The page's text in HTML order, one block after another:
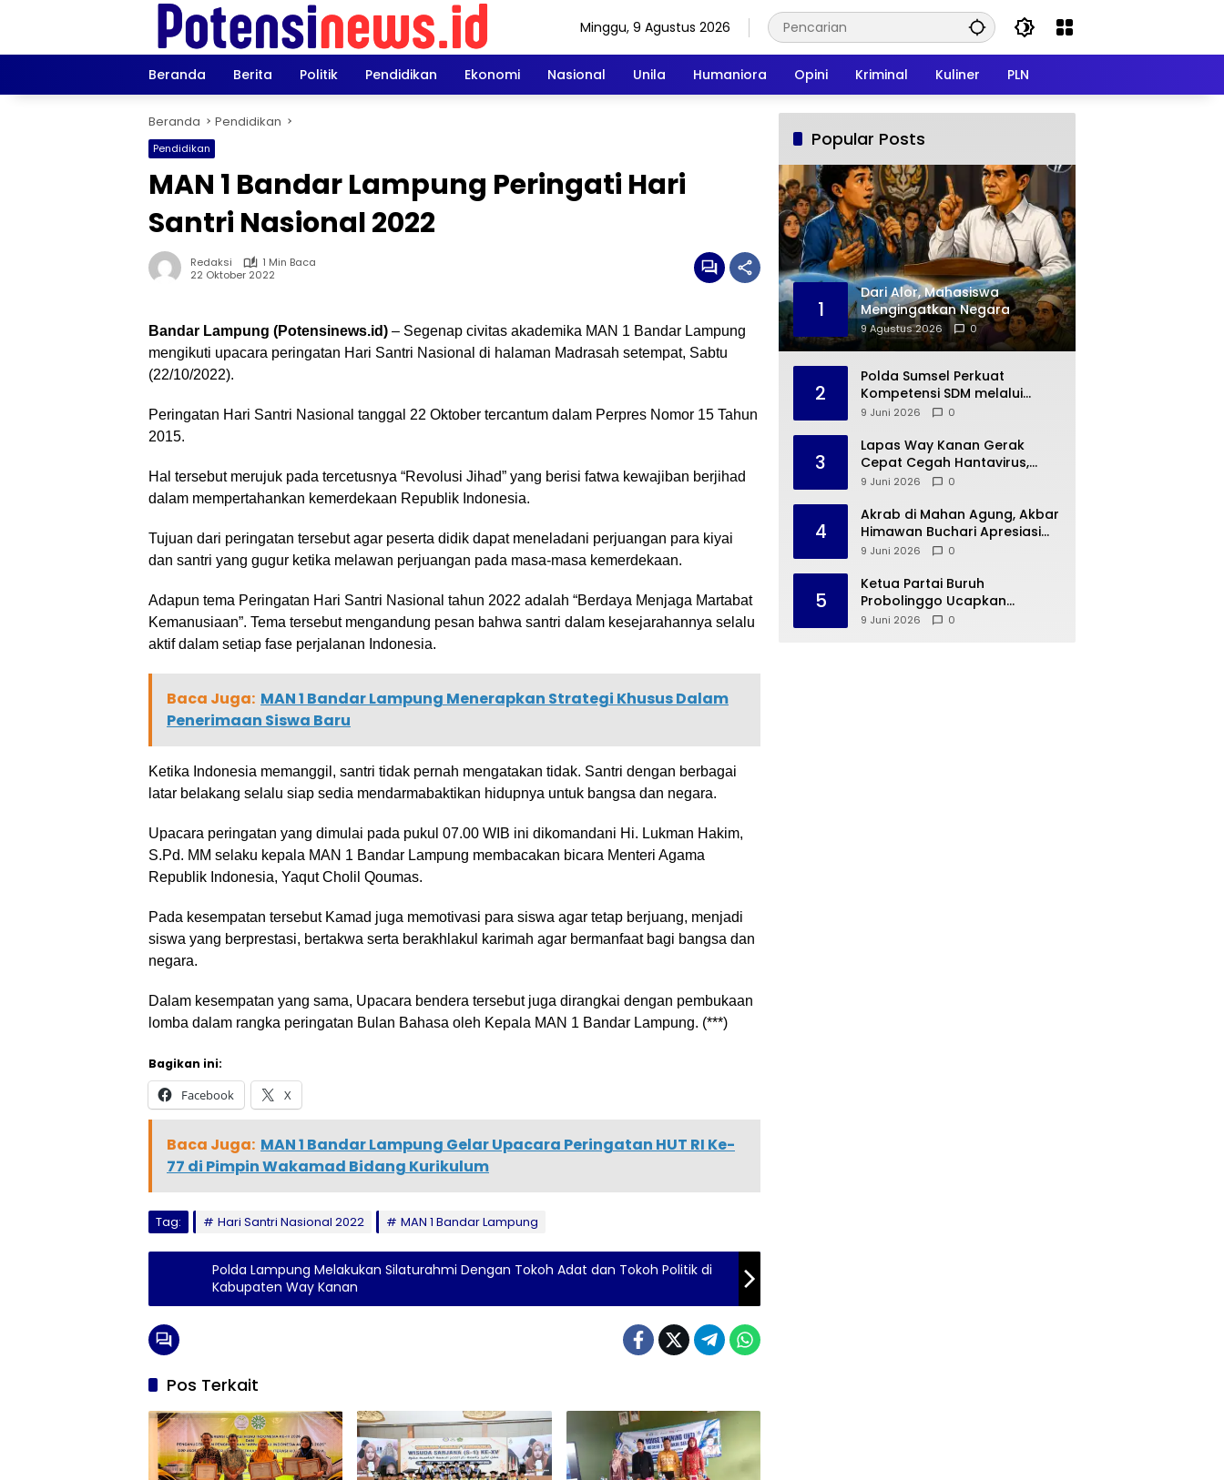
Minggu, 9 Agustus 2026
Beranda Berita Politik Pendidikan Ekonomi Nasional Unila Humaniora Opini Kriminal Kuliner PLN
Beranda Pendidikan
Pendidikan
MAN 1 Bandar Lampung Peringati Hari
Santri Nasional 2022
Redaksi
1 Min Baca
22 Oktober 2022
Bandar Lampung (Potensinews.id) – Segenap civitas akademika MAN 1 Bandar Lampung
mengikuti upacara peringatan Hari Santri Nasional di halaman Madrasah setempat, Sabtu
(22/10/2022).
Peringatan Hari Santri Nasional tanggal 22 Oktober tercantum dalam Perpres Nomor 15 Tahun
2015.
Hal tersebut merujuk pada tercetusnya “Revolusi Jihad” yang berisi fatwa kewajiban berjihad
dalam mempertahankan kemerdekaan Republik Indonesia.
Tujuan dari peringatan tersebut agar peserta didik dapat meneladani perjuangan para kiyai
dan santri yang gugur ketika melawan perjuangan pada masa-masa kemerdekaan.
Adapun tema Peringatan Hari Santri Nasional tahun 2022 adalah “Berdaya Menjaga Martabat
Kemanusiaan”. Tema tersebut mengandung pesan bahwa santri dalam kesejarahannya selalu
aktif dalam setiap fase perjalanan Indonesia.
Baca Juga: MAN 1 Bandar Lampung Menerapkan Strategi Khusus Dalam
Penerimaan Siswa Baru
Ketika Indonesia memanggil, santri tidak pernah mengatakan tidak. Santri dengan berbagai
latar belakang selalu siap sedia mendarmabaktikan hidupnya untuk bangsa dan negara.
Upacara peringatan yang dimulai pada pukul 07.00 WIB ini dikomandani Hi. Lukman Hakim,
S.Pd. MM selaku kepala MAN 1 Bandar Lampung membacakan bicara Menteri Agama
Republik Indonesia, Yaqut Cholil Qoumas.
Pada kesempatan tersebut Kamad juga memotivasi para siswa agar tetap berjuang, menjadi
siswa yang berprestasi, bertakwa serta berakhlakul karimah agar bermanfaat bagi bangsa dan
negara.
Dalam kesempatan yang sama, Upacara bendera tersebut juga dirangkai dengan pembukaan
lomba dalam rangka peringatan Bulan Bahasa oleh Kepala MAN 1 Bandar Lampung. (***)
Bagikan ini:
Facebook X
Baca Juga: MAN 1 Bandar Lampung Gelar Upacara Peringatan HUT RI Ke-
77 di Pimpin Wakamad Bidang Kurikulum
Tag: Hari Santri Nasional 2022 MAN 1 Bandar Lampung
Polda Lampung Melakukan Silaturahmi Dengan Tokoh Adat dan Tokoh Politik di
Kabupaten Way Kanan
Pos Terkait
Popular Posts
1
Dari Alor, Mahasiswa
Mengingatkan Negara
9 Agustus 2026 0
2
Polda Sumsel Perkuat
Kompetensi SDM melalui
Program E-Learning
9 Juni 2026 0
3
Lapas Way Kanan Gerak
Cepat Cegah Hantavirus,
Warga Binaan Diberi Edukasi
9 Juni 2026 0
4
Akrab di Mahan Agung, Akbar
Himawan Buchari Apresiasi
Dukungan Gubernur Mirza
9 Juni 2026 0
5
Ketua Partai Buruh
Probolinggo Ucapkan
Selamat atas Pelantikan Said
9 Juni 2026 0